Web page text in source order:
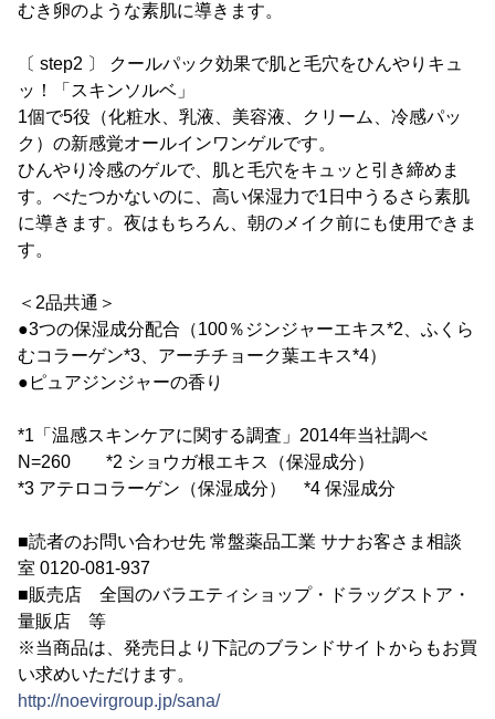
むき卵のような素肌に導きます。
〔 step2 〕 クールパック効果で肌と毛穴をひんやりキュ
ッ！「スキンソルベ」
1個で5役（化粧水、乳液、美容液、クリーム、冷感パッ
ク）の新感覚オールインワンゲルです。
ひんやり冷感のゲルで、肌と毛穴をキュッと引き締めま
す。べたつかないのに、高い保湿力で1日中うるさら素肌
に導きます。夜はもちろん、朝のメイク前にも使用できま
す。
＜2品共通＞
●3つの保湿成分配合（100％ジンジャーエキス*2、ふくら
むコラーゲン*3、アーチチョーク葉エキス*4）
●ピュアジンジャーの香り
*1「温感スキンケアに関する調査」2014年当社調べ
N=260 *2 ショウガ根エキス（保湿成分）
*3 アテロコラーゲン（保湿成分） *4 保湿成分
■読者のお問い合わせ先 常盤薬品工業 サナお客さま相談
室 0120-081-937
■販売店 全国のバラエティショップ・ドラッグストア・
量販店 等
※当商品は、発売日より下記のブランドサイトからもお買
い求めいただけます。
http://noevirgroup.jp/sana/